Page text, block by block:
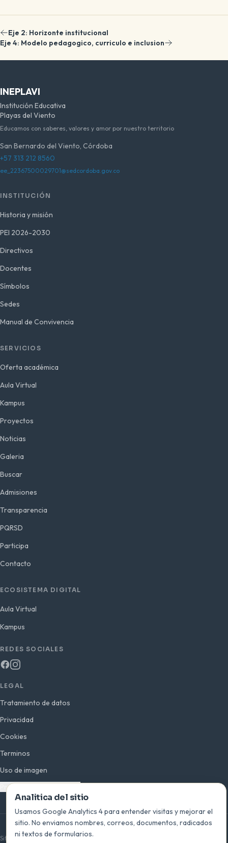
Eje 2: Horizonte institucional
Eje 4: Modelo pedagogico, curriculo e inclusion
INEPLAVI
Institución Educativa
Playas del Viento
Educamos con saberes, valores y amor por nuestro territorio
San Bernardo del Viento, Córdoba
+57 313 212 8560
ee_22367500029701@sedcordoba.gov.co
INSTITUCIÓN
Historia y misión
PEI 2026-2030
Directivos
Docentes
Símbolos
Sedes
Manual de Convivencia
SERVICIOS
Oferta académica
Aula Virtual
Kampus
Proyectos
Noticias
Galeria
Buscar
Admisiones
Transparencia
PQRSD
Participa
Contacto
ECOSISTEMA DIGITAL
Aula Virtual
Kampus
REDES SOCIALES
LEGAL
Tratamiento de datos
Privacidad
Cookies
Terminos
Uso de imagen
Preferencias de analitica
© 2026 INEPLAVI · San Bernardo del Viento, Córdoba · Colombia
Sitio oficial de la Institución Educativa Playas del Viento —
Analitica del sitio
Usamos Google Analytics 4 para entender visitas y mejorar el
sitio. No enviamos nombres, correos, documentos, radicados
ni textos de formularios.